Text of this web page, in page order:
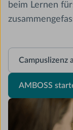
beim Lernen
Campuslizenz
AMBOSS